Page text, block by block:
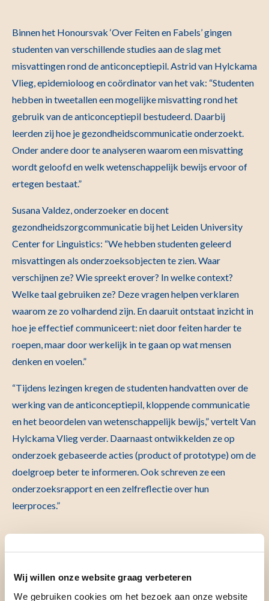
Wij willen onze website graag verbeteren
We gebruiken cookies om het bezoek aan onze website
Binnen het Honoursvak ‘Over Feiten en Fabels’ gingen
studenten van verschillende studies aan de slag met
misvattingen rond de anticonceptiepil. Astrid van Hylckama
Vlieg, epidemioloog en coördinator van het vak: “Studenten
hebben in tweetallen een mogelijke misvatting rond het
gebruik van de anticonceptiepil bestudeerd. Daarbij
leerden zij hoe je gezondheidscommunicatie onderzoekt.
Onder andere door te analyseren waarom een misvatting
wordt geloofd en welk wetenschappelijk bewijs ervoor of
ertegen bestaat.”
Susana Valdez, onderzoeker en docent
gezondheidszorgcommunicatie bij het Leiden University
Center for Linguistics: “We hebben studenten geleerd
misvattingen als onderzoeksobjecten te zien. Waar
verschijnen ze? Wie spreekt erover? In welke context?
Welke taal gebruiken ze? Deze vragen helpen verklaren
waarom ze zo volhardend zijn. En daaruit ontstaat inzicht in
hoe je effectief communiceert: niet door feiten harder te
roepen, maar door werkelijk in te gaan op wat mensen
denken en voelen.”
“Tijdens lezingen kregen de studenten handvatten over de
werking van de anticonceptiepil, kloppende communicatie
en het beoordelen van wetenschappelijk bewijs,” vertelt Van
Hylckama Vlieg verder. Daarnaast ontwikkelden ze op
onderzoek gebaseerde acties (product of prototype) om de
doelgroep beter te informeren. Ook schreven ze een
onderzoeksrapport en een zelfreflectie over hun
leerproces.”
Enthousiasme
De studenten waren over het algemeen erg enthousiast over